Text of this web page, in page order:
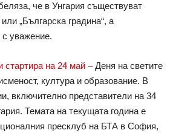
че в Унгария съществуват
„Българска градина“, а
с уважение.
стартира на 24 май– Деня на светите
култура и образование. В
включително представители на 34
Темата на текущата година е
пресклуб на БТА в София,